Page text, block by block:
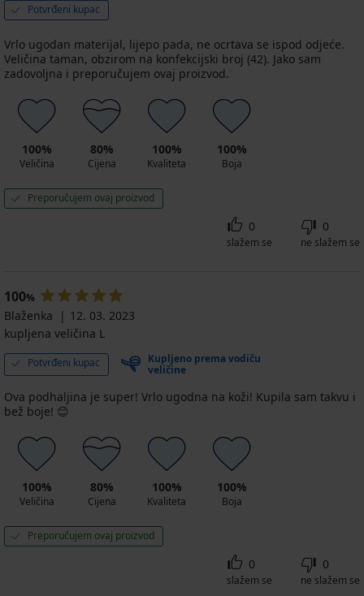
GRATIS
Potvrđeni kupac
Vrlo ugodan materijal, lijepo pada, ne ocrtava se ispod odjeće.
Veličina taman, obzirom na konfekcijski broj (42). Jako sam
zadovoljna i preporučujem ovaj proizvod.
100%
Veličina
80%
Cijena
100%
Kvaliteta
100%
Boja
Preporučujem ovaj proizvod
0
slažem se
0
ne slažem se
100%
Blaženka
12. 03. 2023
kupljena veličina L
Potvrđeni kupac
Kupljeno prema vodiču
veličine
Ova podhaljina je super! Vrlo ugodna na koži! Kupila sam takvu i
bež boje! 😊
100%
Veličina
80%
Cijena
100%
Kvaliteta
100%
Boja
Preporučujem ovaj proizvod
0
slažem se
0
ne slažem se